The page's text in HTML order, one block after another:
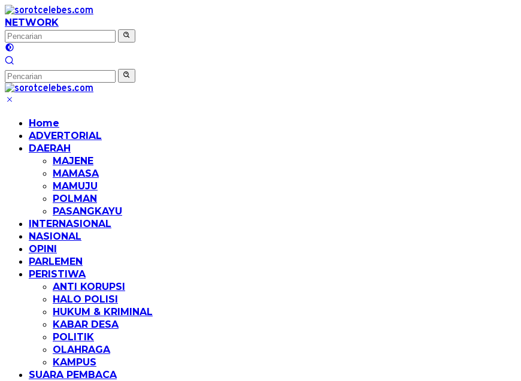
Langsung
ke
konten
NETWORK
Home
ADVERTORIAL
DAERAH
MAJENE
MAMASA
MAMUJU
POLMAN
PASANGKAYU
INTERNASIONAL
NASIONAL
OPINI
PARLEMEN
PERISTIWA
ANTI KORUPSI
HALO POLISI
HUKUM & KRIMINAL
KABAR DESA
POLITIK
OLAHRAGA
KAMPUS
SUARA PEMBACA